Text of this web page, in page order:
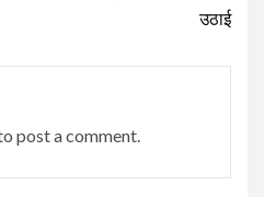
उठाई
post a comment.